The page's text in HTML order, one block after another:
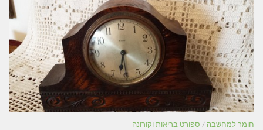
חומר למחשבה / ספורט בריאות וקורונה